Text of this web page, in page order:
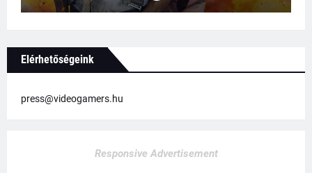
Elérhetőségeink
press@videogamers.hu
Responsive Advertisement